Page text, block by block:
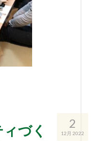
2
12月 2022
づく